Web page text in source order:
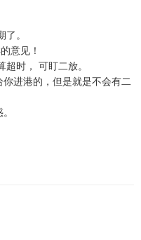
。
意见！
时， 可盯二放。
进港的，但是就是不会有二